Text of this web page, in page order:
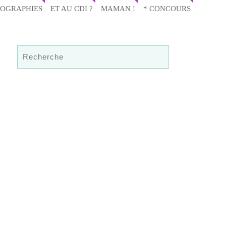
ET AU CDI ? MAMAN ! * CONCOURS